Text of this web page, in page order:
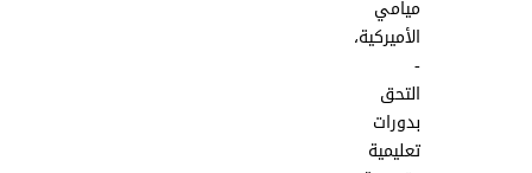
ميامي
الأميركية،
-
التحق
بدورات
تعليمية